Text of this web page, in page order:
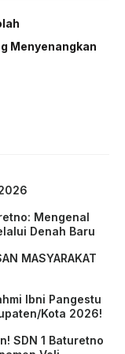
Menyenangkan
Mengenal
Denah Baru
MASYARAKAT
Ibni Pangestu
Kota 2026!
SDN 1 Baturetno